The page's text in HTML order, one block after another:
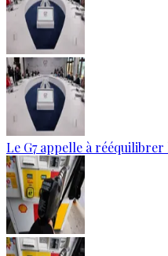
Le G7 appelle à